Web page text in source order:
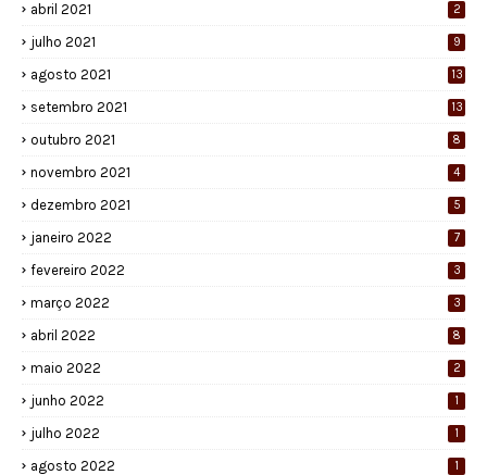
abril 2021 2
julho 2021 9
agosto 2021 13
setembro 2021 13
outubro 2021 8
novembro 2021 4
dezembro 2021 5
janeiro 2022 7
fevereiro 2022 3
março 2022 3
abril 2022 8
maio 2022 2
junho 2022 1
julho 2022 1
agosto 2022 1